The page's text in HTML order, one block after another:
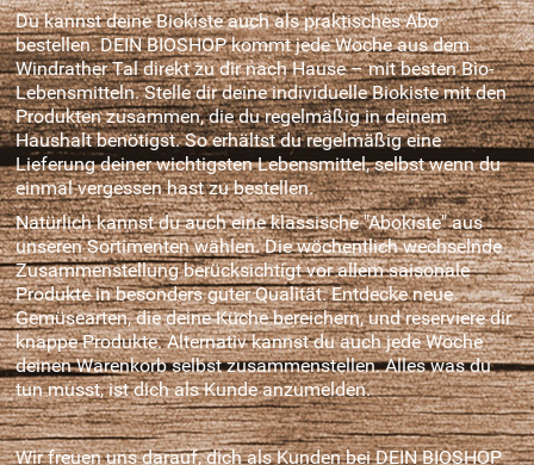
Du kannst deine Biokiste auch als praktisches Abo
bestellen. DEIN BIOSHOP kommt jede Woche aus dem
Windrather Tal direkt zu dir nach Hause – mit besten Bio-
Lebensmitteln. Stelle dir deine individuelle Biokiste mit den
Produkten zusammen, die du regelmäßig in deinem
Haushalt benötigst. So erhältst du regelmäßig eine
Lieferung deiner wichtigsten Lebensmittel, selbst wenn du
einmal vergessen hast zu bestellen.
Natürlich kannst du auch eine klassische "Abokiste" aus
unseren Sortimenten wählen. Die wöchentlich wechselnde
Zusammenstellung berücksichtigt vor allem saisonale
Produkte in besonders guter Qualität. Entdecke neue
Gemüsearten, die deine Küche bereichern, und reserviere dir
knappe Produkte. Alternativ kannst du auch jede Woche
deinen Warenkorb selbst zusammenstellen. Alles was du
tun musst, ist dich als Kunde anzumelden.
Wir freuen uns darauf, dich als Kunden bei DEIN BIOSHOP